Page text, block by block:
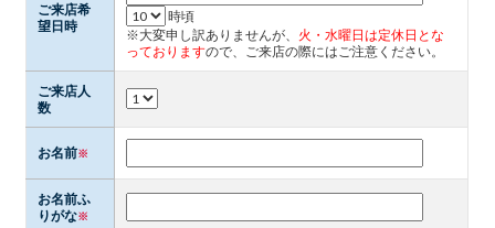
ご来店希
望日時
時頃
※大変申し訳ありませんが、 火・水曜日は定休日とな
っておりますので、ご来店の際にはご注意ください。
ご来店人
数
お名前※
お名前ふ
りがな※